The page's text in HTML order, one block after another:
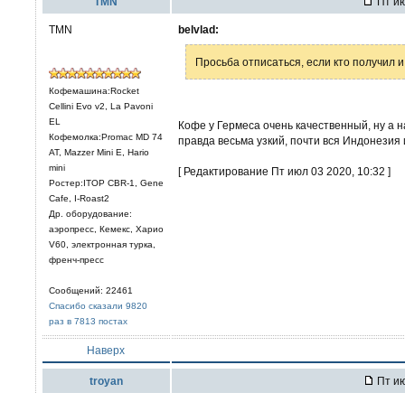
TMN
Кофемашина:Rocket
Cellini Evo v2, La Pavoni
EL
Кофемолка:Promac MD 74
AT, Mazzer Mini E, Hario
mini
Ростер:ITOP CBR-1, Gene
Cafe, I-Roast2
Др. оборудование:
аэропресс, Кемекс, Харио
V60, электронная турка,
френч-пресс
Сообщений: 22461
Спасибо сказали 9820
раз в 7813 постах
belvlad:
Просьба отписаться, если кто получил
Кофе у Гермеса очень качественный, ну а
правда весьма узкий, почти вся Индонезия
[ Редактирование Пт июл 03 2020, 10:32 ]
Наверх
troyan Пт